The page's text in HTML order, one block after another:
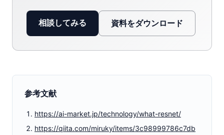
相談してみる 資料をダウンロード
参考文献
https://ai-market.jp/technology/what-resnet/
https://qiita.com/miruky/items/3c98999786c7db